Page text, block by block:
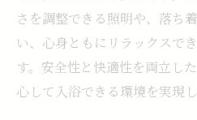
さを調整できる照明や、落ち
い、心身ともにリラックスで
す。安全性と快適性を両立し
心して入浴できる環境を実現し